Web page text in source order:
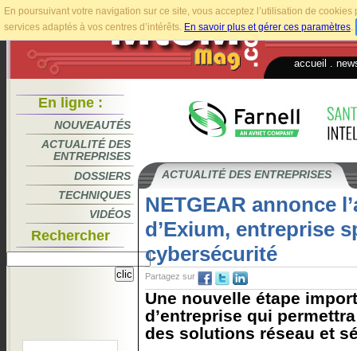
En poursuivant votre navigation sur ce site, vous acceptez l’utilisation de
services adaptés à vos centres d’intérêts. En savoir plus et gérer ces paramètres.
accueil
En ligne :
NOUVEAUTÉS
ACTUALITÉ DES
ENTREPRISES
DOSSIERS
TECHNIQUES
VIDÉOS
Rechercher
ACTUALITÉ DES ENTREPRISES
NETGEAR annonce
d’Exium, entreprise
cybersécurité
Partagez sur
Une nouvelle étape
d’entreprise qui
des solutions réseau et